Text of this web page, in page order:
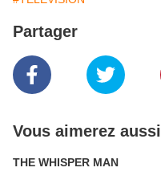
Partager
Vous aimerez aussi
THE WHISPER MAN